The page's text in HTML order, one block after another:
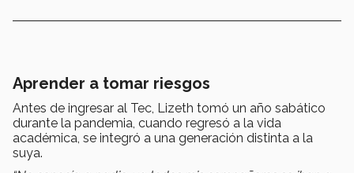
Aprender a tomar riesgos
Antes de ingresar al Tec, Lizeth tomó un año sabático
durante la pandemia, cuando regresó a la vida
académica, se integró a una generación distinta a la
suya.